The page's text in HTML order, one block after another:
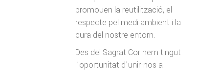
promouen la reutilització, el
respecte pel medi ambient i la
cura del nostre entorn.
Des del Sagrat Cor hem tingut
l’oportunitat d’unir-nos a